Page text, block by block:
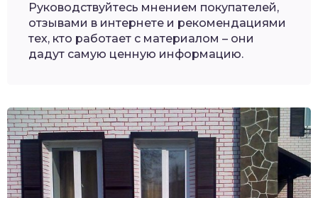
Руководствуйтесь мнением покупателей,
отзывами в интернете и рекомендациями
тех, кто работает с материалом – они
дадут самую ценную информацию.